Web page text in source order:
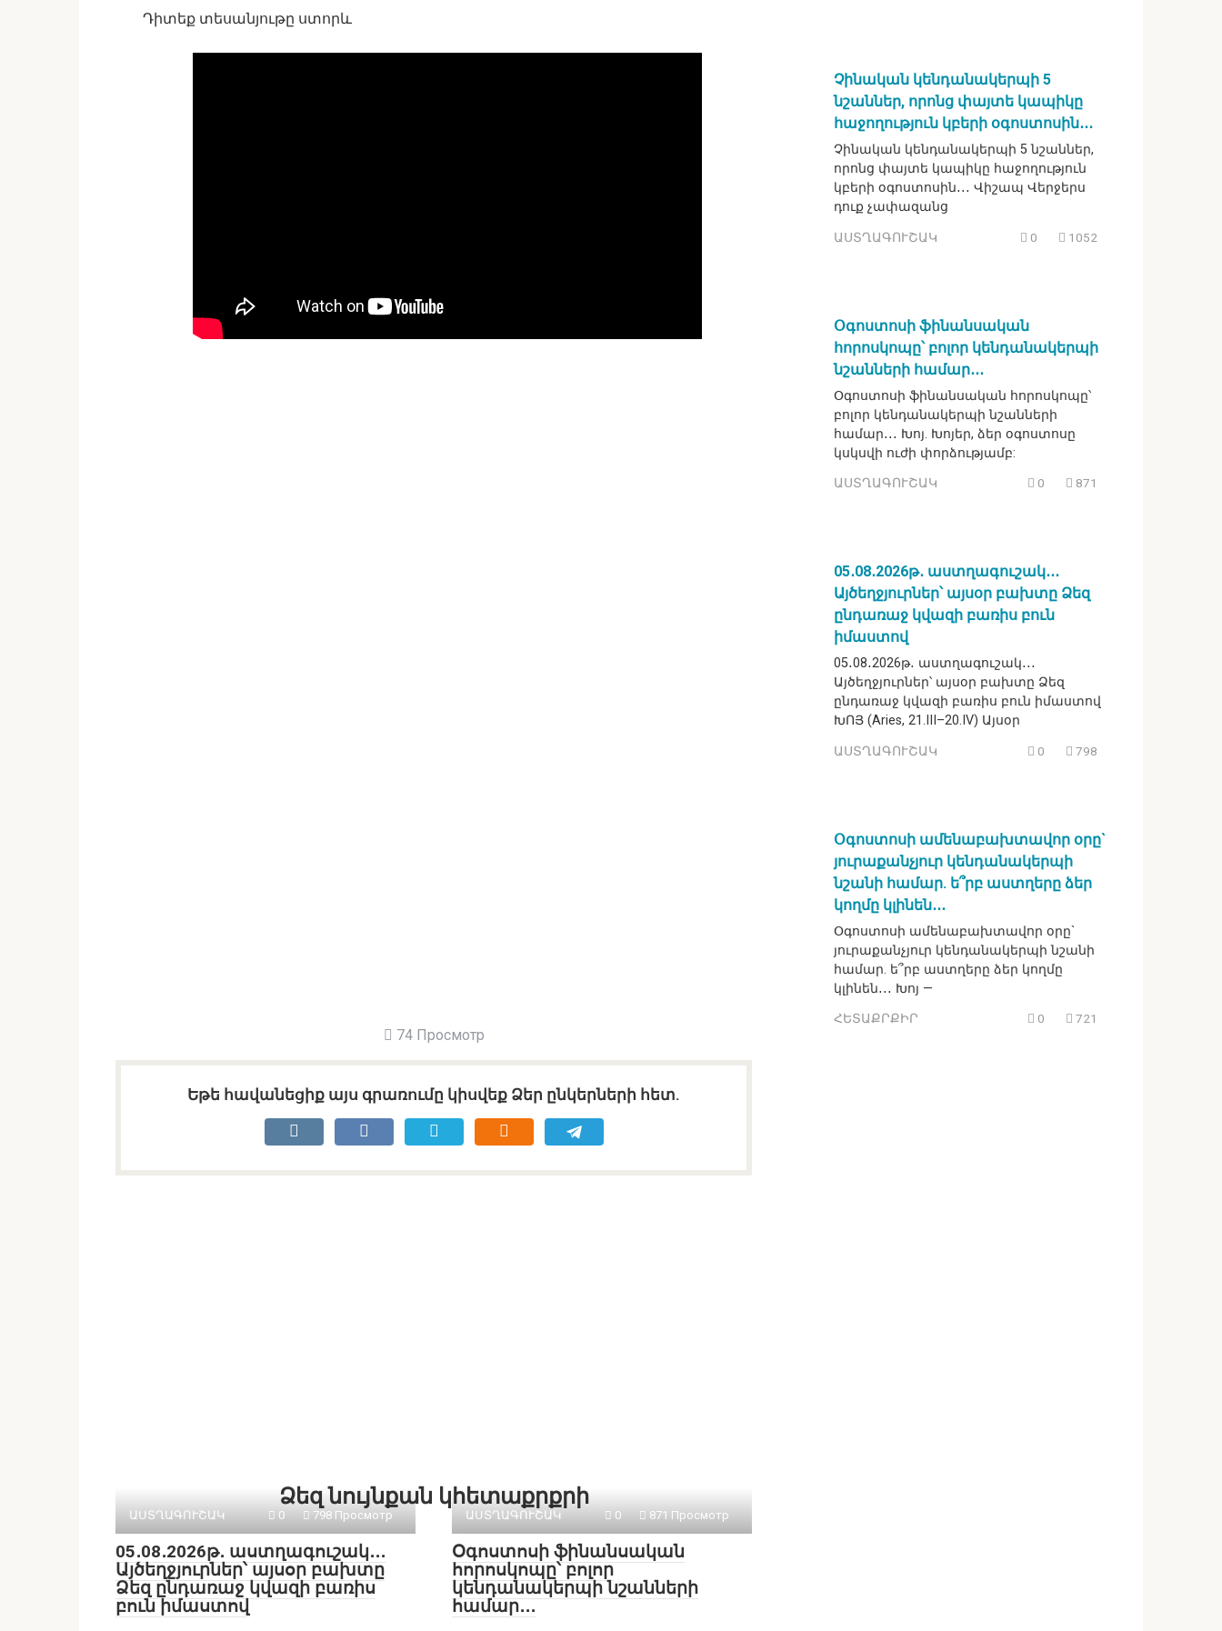
Դիտեք տեսանյութը ստորև
74 Просмотр
Եթե հավանեցիք այս գրառումը կիսվեք Ձեր ընկերների հետ.
Ձեզ նույնքան կհետաքրքրի
ԱՍՏՂԱԳՈՒՇԱԿ 0 798 Просмотр
05․08․2026թ․ աստղագուշակ․․․
Այծեղջյուրներ՝ այսօր բախտը
Ձեզ ընդառաջ կվազի բառիս
բուն իմաստով
ԱՍՏՂԱԳՈՒՇԱԿ 0 871 Просмотр
Օգոստոսի ֆինանսական
հորոսկոպը՝ բոլոր
կենդանակերպի նշանների
համար․․․
Չինական կենդանակերպի 5
նշաններ, որոնց փայտե կապիկը
հաջողություն կբերի օգոստոսին․․․
Չինական կենդանակերպի 5 նշաններ,
որոնց փայտե կապիկը հաջողություն
կբերի օգոստոսին․․․ Վիշապ Վերջերս
դուք չափազանց
ԱՍՏՂԱԳՈՒՇԱԿ 0 1052
Օգոստոսի ֆինանսական
հորոսկոպը՝ բոլոր կենդանակերպի
նշանների համար․․․
Օգոստոսի ֆինանսական հորոսկոպը՝
բոլոր կենդանակերպի նշանների
համար․․․ Խոյ. Խոյեր, ձեր օգոստոսը
կսկսվի ուժի փորձությամբ:
ԱՍՏՂԱԳՈՒՇԱԿ 0 871
05․08․2026թ․ աստղագուշակ․․․
Այծեղջյուրներ՝ այսօր բախտը Ձեզ
ընդառաջ կվազի բառիս բուն
իմաստով
05․08․2026թ․ աստղագուշակ․․․
Այծեղջյուրներ՝ այսօր բախտը Ձեզ
ընդառաջ կվազի բառիս բուն իմաստով
ԽՈՅ (Aries, 21.III–20.IV) Այսօր
ԱՍՏՂԱԳՈՒՇԱԿ 0 798
Օգոստոսի ամենաբախտավոր օրը`
յուրաքանչյուր կենդանակերպի
նշանի համար. ե՞րբ աստղերը ձեր
կողմը կլինեն․․․
Օգոստոսի ամենաբախտավոր օրը`
յուրաքանչյուր կենդանակերպի նշանի
համար. ե՞րբ աստղերը ձեր կողմը
կլինեն․․․ Խոյ —
ՀԵՏԱՔՐՔԻՐ 0 721